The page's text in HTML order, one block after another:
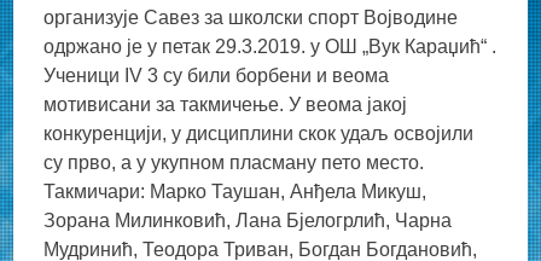
организује Савез за школски спорт Војводине
одржано је у петак 29.3.2019. у ОШ „Вук Караџић“ .
Ученици IV 3 су били борбени и веома
мотивисани за такмичење. У веома јакој
конкуренцији, у дисциплини скок удаљ освојили
су прво, а у укупном пласману пето место.
Такмичари: Марко Таушан, Анђела Микуш,
Зорана Милинковић, Лана Бјелогрлић, Чарна
Мудринић, Теодора Триван, Богдан Богдановић,